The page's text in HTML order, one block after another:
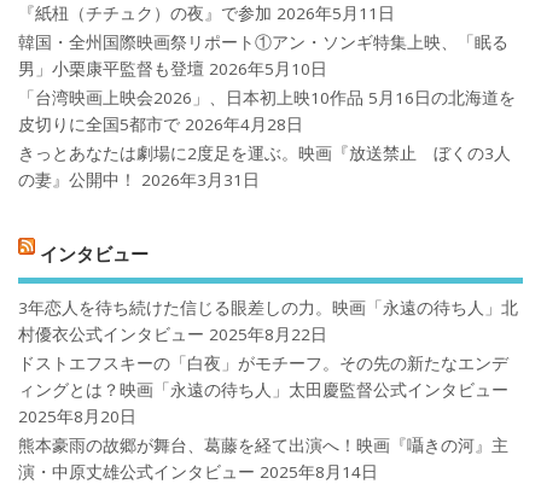
『紙杻（チチュク）の夜』で参加 2026年5月11日
韓国・全州国際映画祭リポート①アン・ソンギ特集上映、「眠る
男」小栗康平監督も登壇 2026年5月10日
「台湾映画上映会2026」、日本初上映10作品 5月16日の北海道を
皮切りに全国5都市で 2026年4月28日
きっとあなたは劇場に2度足を運ぶ。映画『放送禁止 ぼくの3人
の妻』公開中！
2026年3月31日
インタビュー
3年恋人を待ち続けた信じる眼差しの力。映画「永遠の待ち人」北
村優衣公式インタビュー 2025年8月22日
ドストエフスキーの「白夜」がモチーフ。その先の新たなエンデ
ィングとは？映画「永遠の待ち人」太田慶監督公式インタビュー
2025年8月20日
熊本豪雨の故郷が舞台、葛藤を経て出演へ！映画『囁きの河』主
演・中原丈雄公式インタビュー 2025年8月14日